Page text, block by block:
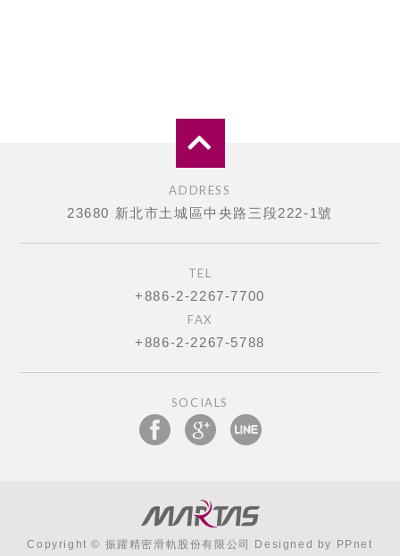
ADDRESS
23680 新北市土城區中央路三段222-1號
TEL
+886-2-2267-7700
FAX
+886-2-2267-5788
SOCIALS
Copyright © 振躍精密滑軌股份有限公司 Designed by PPnet